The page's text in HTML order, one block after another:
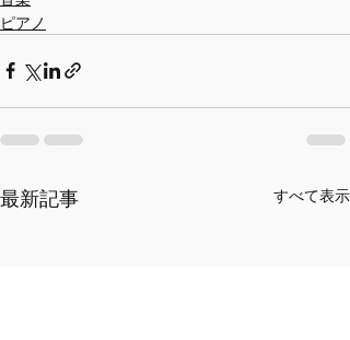
ピアノ
最新記事 すべて表示